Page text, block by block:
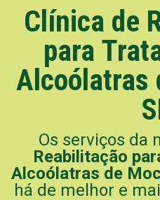
Clínica de
para
Alcoólatras
Os serviços da
Reabilitação
Alcoólatras de
há de melhor e